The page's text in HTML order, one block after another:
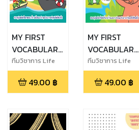
MY FIRST
VOCABULARY
SERIES คำศัพท์
สำหรับหนูน้อย
ยานพาหนะน่ารู้
ทีมวิชาการ Life
Balance
49.00 ฿
MY FIRST
VOCABULARY
SERIES คำศัพท์
สำหรับหนูน้อย
สัตว์โลกน่ารัก
ทีมวิชาการ Life
Balance
49.00 ฿